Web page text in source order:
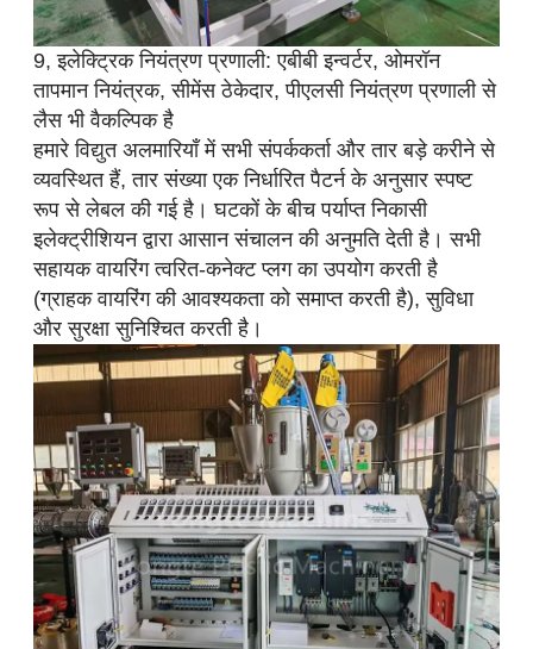
9, इलेक्ट्रिक नियंत्रण प्रणाली: एबीबी इन्वर्टर, ओमरॉन
तापमान नियंत्रक, सीमेंस ठेकेदार, पीएलसी नियंत्रण प्रणाली से
लैस भी वैकल्पिक है
हमारे विद्युत अलमारियाँ में सभी संपर्ककर्ता और तार बड़े करीने से
व्यवस्थित हैं, तार संख्या एक निर्धारित पैटर्न के अनुसार स्पष्ट
रूप से लेबल की गई है। घटकों के बीच पर्याप्त निकासी
इलेक्ट्रीशियन द्वारा आसान संचालन की अनुमति देती है। सभी
सहायक वायरिंग त्वरित-कनेक्ट प्लग का उपयोग करती है
(ग्राहक वायरिंग की आवश्यकता को समाप्त करती है), सुविधा
और सुरक्षा सुनिश्चित करती है।